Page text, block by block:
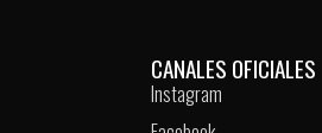
CANALES OFICIALES
Instagram